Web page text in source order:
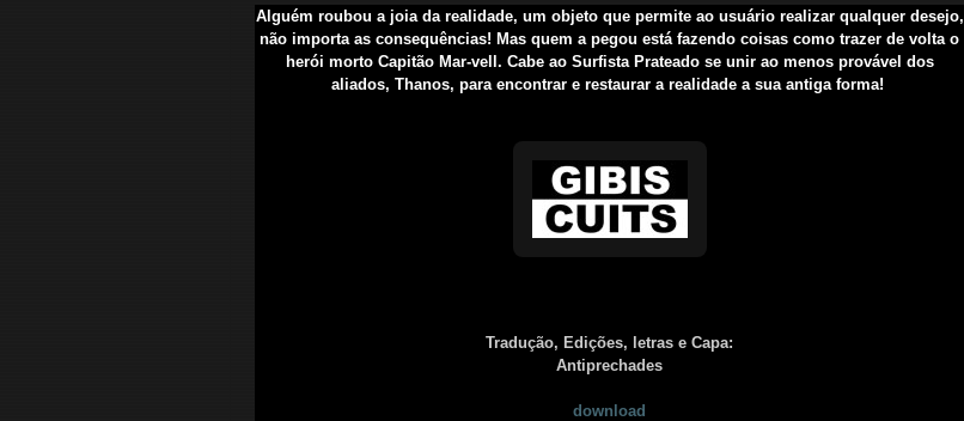
Alguém roubou a joia da realidade, um objeto que permite ao usuário realizar qualquer desejo,
não importa as consequências! Mas quem a pegou está fazendo coisas como trazer de volta o
herói morto Capitão Mar-vell. Cabe ao Surfista Prateado se unir ao menos provável dos
aliados, Thanos, para encontrar e restaurar a realidade a sua antiga forma!
Tradução, Edições, letras e Capa:
Antiprechades
download